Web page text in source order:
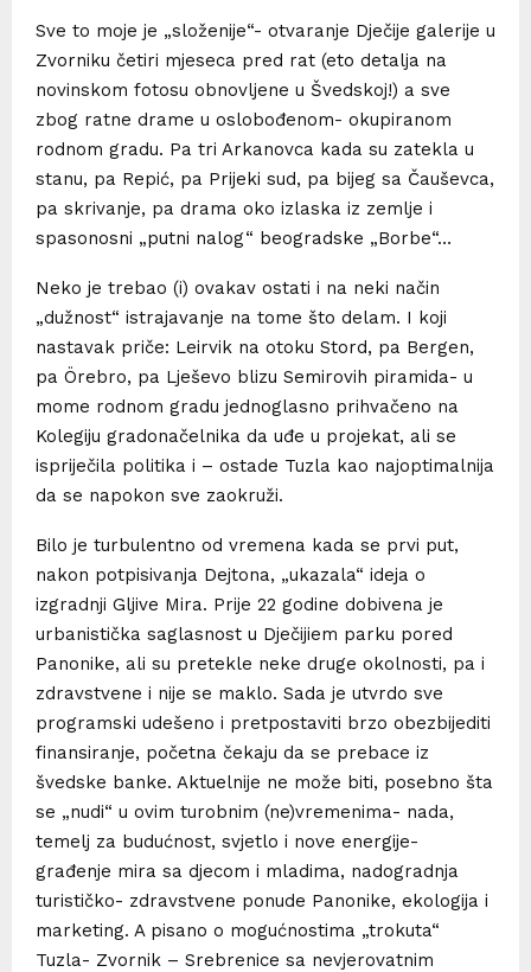
Sve to moje je „složenije“- otvaranje Dječije galerije u
Zvorniku četiri mjeseca pred rat (eto detalja na
novinskom fotosu obnovljene u Švedskoj!) a sve
zbog ratne drame u oslobođenom- okupiranom
rodnom gradu. Pa tri Arkanovca kada su zatekla u
stanu, pa Repić, pa Prijeki sud, pa bijeg sa Čauševca,
pa skrivanje, pa drama oko izlaska iz zemlje i
spasonosni „putni nalog“ beogradske „Borbe“…
Neko je trebao (i) ovakav ostati i na neki način
„dužnost“ istrajavanje na tome što delam. I koji
nastavak priče: Leirvik na otoku Stord, pa Bergen,
pa Örebro, pa Lješevo blizu Semirovih piramida- u
mome rodnom gradu jednoglasno prihvačeno na
Kolegiju gradonačelnika da uđe u projekat, ali se
ispriječila politika i – ostade Tuzla kao najoptimalnija
da se napokon sve zaokruži.
Bilo je turbulentno od vremena kada se prvi put,
nakon potpisivanja Dejtona, „ukazala“ ideja o
izgradnji Gljive Mira. Prije 22 godine dobivena je
urbanistička saglasnost u Dječijiem parku pored
Panonike, ali su pretekle neke druge okolnosti, pa i
zdravstvene i nije se maklo. Sada je utvrdo sve
programski udešeno i pretpostaviti brzo obezbijediti
finansiranje, početna čekaju da se prebace iz
švedske banke. Aktuelnije ne može biti, posebno šta
se „nudi“ u ovim turobnim (ne)vremenima- nada,
temelj za budućnost, svjetlo i nove energije-
građenje mira sa djecom i mladima, nadogradnja
turističko- zdravstvene ponude Panonike, ekologija i
marketing. A pisano o mogućnostima „trokuta“
Tuzla- Zvornik – Srebrenice sa nevjerovatnim